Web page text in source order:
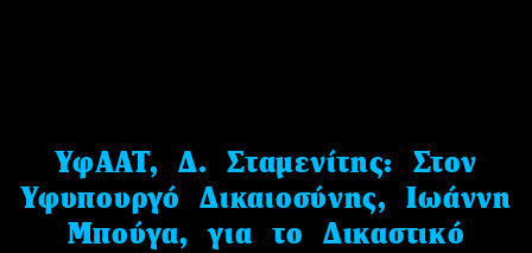
ΥφΑΑΤ, Δ. Σταμενίτης: Στον
Υφυπουργό Δικαιοσύνης, Ιωάννη
Μπούγα, για το Δικαστικό